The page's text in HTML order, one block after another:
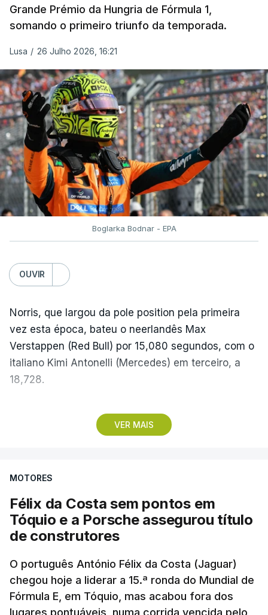
Grande Prémio da Hungria de Fórmula 1,
somando o primeiro triunfo da temporada.
Lusa / 26 Julho 2026, 16:21
Boglarka Bodnar - EPA
OUVIR
VER MAIS
Norris, que largou da pole position pela primeira
vez esta época, bateu o neerlandês Max
Verstappen (Red Bull) por 15,080 segundos, com o
italiano Kimi Antonelli (Mercedes) em terceiro, a
18,728.
Com estes resultados, Kimi Antonelli cimentou a
liderança do Mundial de Pilotos, aproveitando o
penalização de cinco segundos atribuída a Lewis
Hamilton (Ferrari), que o deixou em quinto, para
chegar aos 219 pontos, mais 50 do que o britânico
da Ferrari.
MOTORES
Félix da Costa sem pontos em
Tóquio e a Porsche assegurou título
de construtores
O português António Félix da Costa (Jaguar)
chegou hoje a liderar a 15.ª ronda do Mundial de
Fórmula E, em Tóquio, mas acabou fora dos
lugares pontuáveis, numa corrida vencida pelo